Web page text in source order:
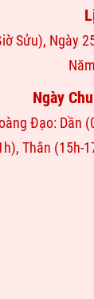
Sửu), Ngày
Ngày
Đạo: Dần
Thân (15h-